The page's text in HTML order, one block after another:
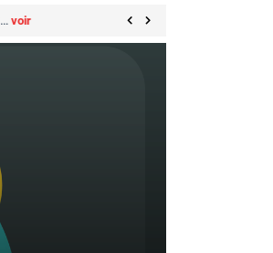
Great Place to Work® :